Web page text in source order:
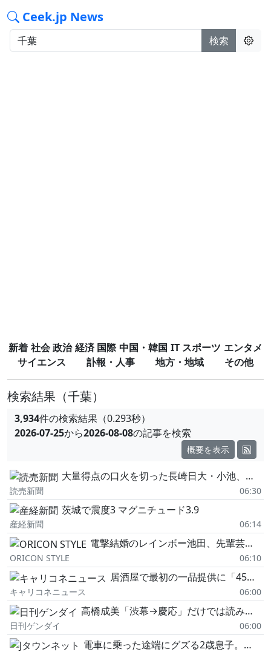
Ceek.jp News
検索
新着 社会 政治 経済 国際 中国・韓国 IT スポーツ エンタメ
サイエンス
訃報・人事 地方・地域 その他
検索結果 （千葉）
3,934件の検索結果（0.293秒）
2026-07-25から2026-08-08の記事を検索
概要を表示
大量得点の口火を切った長崎日大・小池、ファウルで粘って14球目を先制打…「結果的にヒット」で立正大淞南に大勝
読売新聞 06:30
茨城で震度3 マグニチュード3.9
産経新聞 06:14
電撃結婚のレインボー池田、先輩芸人“茜チーフ"の紹介で出会う 婚姻届の証人も
ORICON STYLE 06:10
居酒屋で最初の一品提供に「45分」、クレームへのお詫びも「ウーロン茶」で「最悪過ぎてお店の名前も覚えていません」と語る女性
キャリコネニュース 06:00
高橋成美「渋幕→慶応」だけでは読み解けないズバ抜けた回転の速さ 世界選手権ペアで日本人初の銅メダル
日刊ゲンダイ 06:00
電車に乗った途端にグズる2歳息子。空いた席に座ったら、隣の怖そうな男性客が息子の帽子に手を伸ばし(